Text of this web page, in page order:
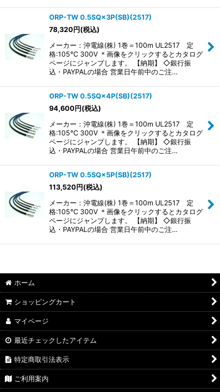
ORP-TW 0.5SQ×3P(SB)(2517)
78,320円(税込)
メーカー：沖電線(株) 1巻＝100m UL2517 定
格:105℃ 300V ＊画像をクリックするとカタログ
ページにジャンプします。 【納期】 ◇銀行振
込・PAYPALの場合 営業日午前中のご注…
ORP-TW 0.5SQ×4P(SB)(2517)
94,600円(税込)
メーカー：沖電線(株) 1巻＝100m UL2517 定
格:105℃ 300V ＊画像をクリックするとカタログ
ページにジャンプします。 【納期】 ◇銀行振
込・PAYPALの場合 営業日午前中のご注…
ORP-TW 0.5SQ×5P(SB)(2517)
113,520円(税込)
メーカー：沖電線(株) 1巻＝100m UL2517 定
格:105℃ 300V ＊画像をクリックするとカタログ
ページにジャンプします。 【納期】 ◇銀行振
込・PAYPALの場合 営業日午前中のご注…
ホーム
ショッピングカート
マイページ
最近チェックしたアイテム
特定商取引法表示
ご利用案内